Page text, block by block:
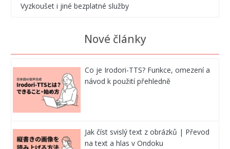
Vyzkoušet i jiné bezplatné služby
Nové články
Co je Irodori-TTS? Funkce, omezení a
návod k použití přehledně
Jak číst svislý text z obrázků | Převod
na text a hlas v Ondoku